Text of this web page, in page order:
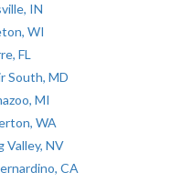
IN
WI
FL
South, MD
MI
WA
Valley, NV
CA